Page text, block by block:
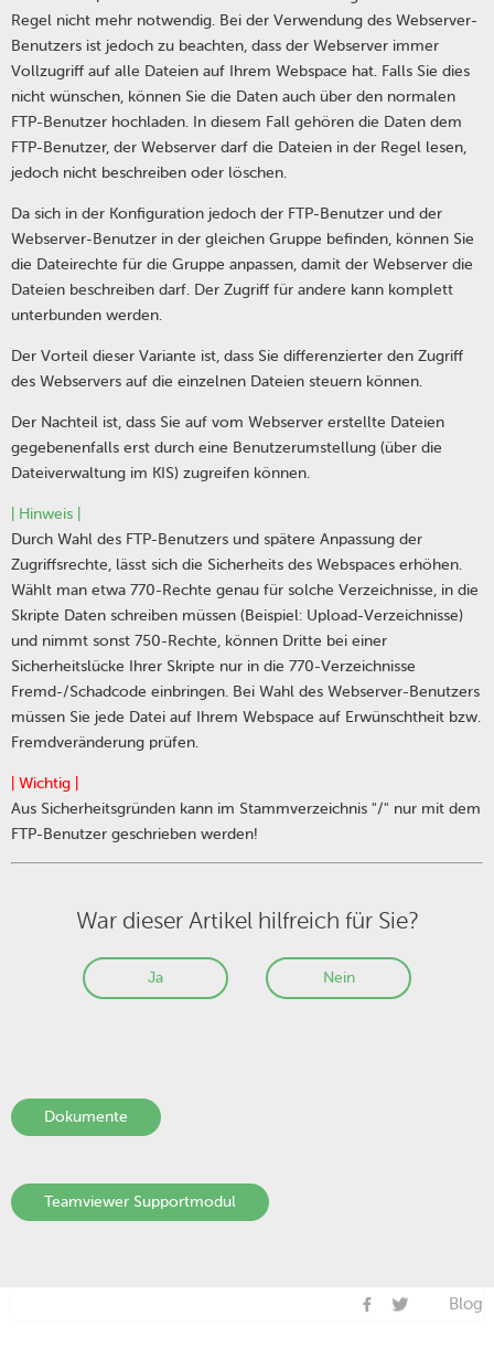
Regel nicht mehr notwendig. Bei der Verwendung des Webserver-
Benutzers ist jedoch zu beachten, dass der Webserver immer
Vollzugriff auf alle Dateien auf Ihrem Webspace hat. Falls Sie dies
nicht wünschen, können Sie die Daten auch über den normalen
FTP-Benutzer hochladen. In diesem Fall gehören die Daten dem
FTP-Benutzer, der Webserver darf die Dateien in der Regel lesen,
jedoch nicht beschreiben oder löschen.
Da sich in der Konfiguration jedoch der FTP-Benutzer und der
Webserver-Benutzer in der gleichen Gruppe befinden, können Sie
die Dateirechte für die Gruppe anpassen, damit der Webserver die
Dateien beschreiben darf. Der Zugriff für andere kann komplett
unterbunden werden.
Der Vorteil dieser Variante ist, dass Sie differenzierter den Zugriff
des Webservers auf die einzelnen Dateien steuern können.
Der Nachteil ist, dass Sie auf vom Webserver erstellte Dateien
gegebenenfalls erst durch eine Benutzerumstellung (über die
Dateiverwaltung im KIS) zugreifen können.
| Hinweis |
Durch Wahl des FTP-Benutzers und spätere Anpassung der
Zugriffsrechte, lässt sich die Sicherheits des Webspaces erhöhen.
Wählt man etwa 770-Rechte genau für solche Verzeichnisse, in die
Skripte Daten schreiben müssen (Beispiel: Upload-Verzeichnisse)
und nimmt sonst 750-Rechte, können Dritte bei einer
Sicherheitslücke Ihrer Skripte nur in die 770-Verzeichnisse
Fremd-/Schadcode einbringen. Bei Wahl des Webserver-Benutzers
müssen Sie jede Datei auf Ihrem Webspace auf Erwünschtheit bzw.
Fremdveränderung prüfen.
| Wichtig |
Aus Sicherheitsgründen kann im Stammverzeichnis "/" nur mit dem
FTP-Benutzer geschrieben werden!
War dieser Artikel hilfreich für Sie?
Ja Nein
Dokumente
Teamviewer Supportmodul
Blog